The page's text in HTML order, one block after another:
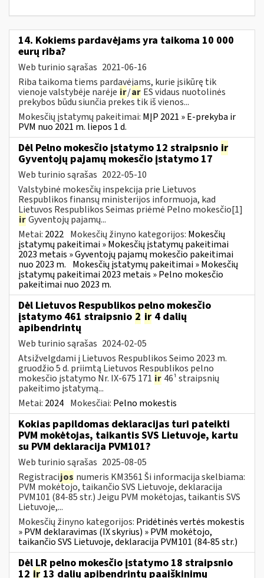
14. Kokiems pardavėjams yra taikoma 10 000
eurų riba?
Web turinio sąrašas 2021-06-16
Riba taikoma tiems pardavėjams, kurie įsikūrę tik
vienoje valstybėje narėje ir/ar ES vidaus nuotolinės
prekybos būdu siunčia prekes tik iš vienos...
Mokesčių įstatymų pakeitimai: MĮP 2021 » E-prekyba ir
PVM nuo 2021 m. liepos 1 d.
Dėl Pelno mokesčio įstatymo 12 straipsnio ir
Gyventojų pajamų mokesčio įstatymo 17
Web turinio sąrašas 2022-05-10
Valstybinė mokesčių inspekcija prie Lietuvos
Respublikos finansų ministerijos informuoja, kad
Lietuvos Respublikos Seimas priėmė Pelno mokesčio[1]
irGyventojų pajamų...
Metai: 2022 Mokesčių žinyno kategorijos: Mokesčių
įstatymų pakeitimai » Mokesčių įstatymų pakeitimai
2023 metais » Gyventojų pajamų mokesčio pakeitimai
nuo 2023 m. Mokesčių įstatymų pakeitimai » Mokesčių
įstatymų pakeitimai 2023 metais » Pelno mokesčio
pakeitimai nuo 2023 m.
Dėl Lietuvos Respublikos pelno mokesčio
įstatymo 461 straipsnio 2 ir 4 dalių
apibendrintų
Web turinio sąrašas 2024-02-05
Atsižvelgdami į Lietuvos Respublikos Seimo 2023 m.
gruodžio 5 d. priimtą Lietuvos Respublikos pelno
mokesčio įstatymo Nr. IX-675 171 ir 46¹ straipsnių
pakeitimo įstatymą...
Metai: 2024 Mokesčiai: Pelno mokestis
Kokias papildomas deklaracijas turi pateikti
PVM mokėtojas, taikantis SVS Lietuvoje, kartu
su PVM deklaracija PVM101?
Web turinio sąrašas 2025-08-05
Registracijos numeris KM3561 Ši informacija skelbiama:
PVM mokėtojo, taikančio SVS Lietuvoje, deklaracija
PVM101 (84-85 str.) Jeigu PVM mokėtojas, taikantis SVS
Lietuvoje,...
Mokesčių žinyno kategorijos: Pridėtinės vertės mokestis
» PVM deklaravimas (IX skyrius) » PVM mokėtojo,
taikančio SVS Lietuvoje, deklaracija PVM101 (84-85 str.)
Dėl LR pelno mokesčio įstatymo 18 straipsnio
12 ir 13 dalių apibendrintų paaiškinimų